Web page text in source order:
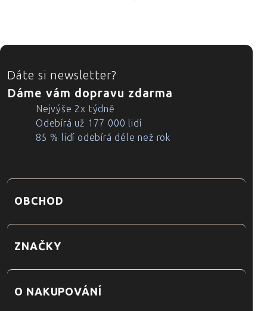
ZÁPATÍ
Dáte si newsletter?
Dáme vám dopravu zdarma
Nejvýše 2x týdně
Odebírá už 177 000 lidí
85 % lidí odebírá déle než rok
OBCHOD
ZNAČKY
O NAKUPOVÁNÍ